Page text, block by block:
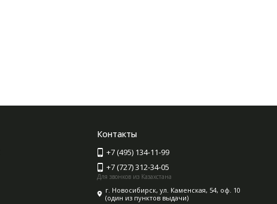
Контакты
+7 (495) 134-11-99
+7 (727) 312-34-05
Для звонков из Казахстана
г. Новосибирск, ул. Каменская, 54, оф. 10
(один из пунктов выдачи)